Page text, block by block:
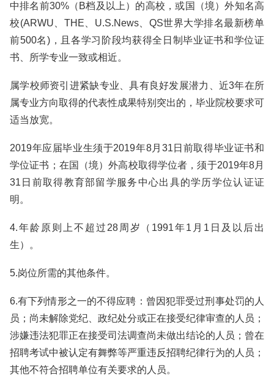
中排名前30%（B档及以上）的高校，或国（境）外知名高
校(ARWU、THE、U.S.News、QS世界大学排名最新榜单
前500名)，且各学习阶段均获得全日制毕业证书和学位证
书、所学专业一致或相近。
属学校师资引进紧缺专业、具有良好发展潜力、近3年在所
属专业方向取得的代表性成果特别突出的，毕业院校要求可
适当放宽。
2019年应届毕业生须于2019年8月31日前取得毕业证书和
学位证书；在国（境）外高校取得学位者，须于2019年8月
31日前取得教育部留学服务中心出具的学历学位认证证
明。
4.年龄原则上不超过28周岁（1991年1月1日及以后出
生）。
5.岗位所需的其他条件。
6.有下列情形之一的不得应聘：曾因犯罪受过刑事处罚的人
员；尚未解除党纪、政纪处分或正在接受纪律审查的人员；
涉嫌违法犯罪正在接受司法调查尚未做出结论的人员；曾在
招聘考试中被认定有舞弊等严重违反招聘纪律行为的人员；
其他不符合招聘单位有关要求的人员。